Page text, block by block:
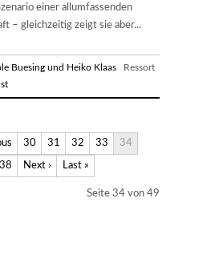
einer allumfassenden
– gleichzeitig zeigt sie aber...
Buesing und Heiko Klaas Ressort
30 31 32 33 34
38 Next › Last »
Seite 34 von 49